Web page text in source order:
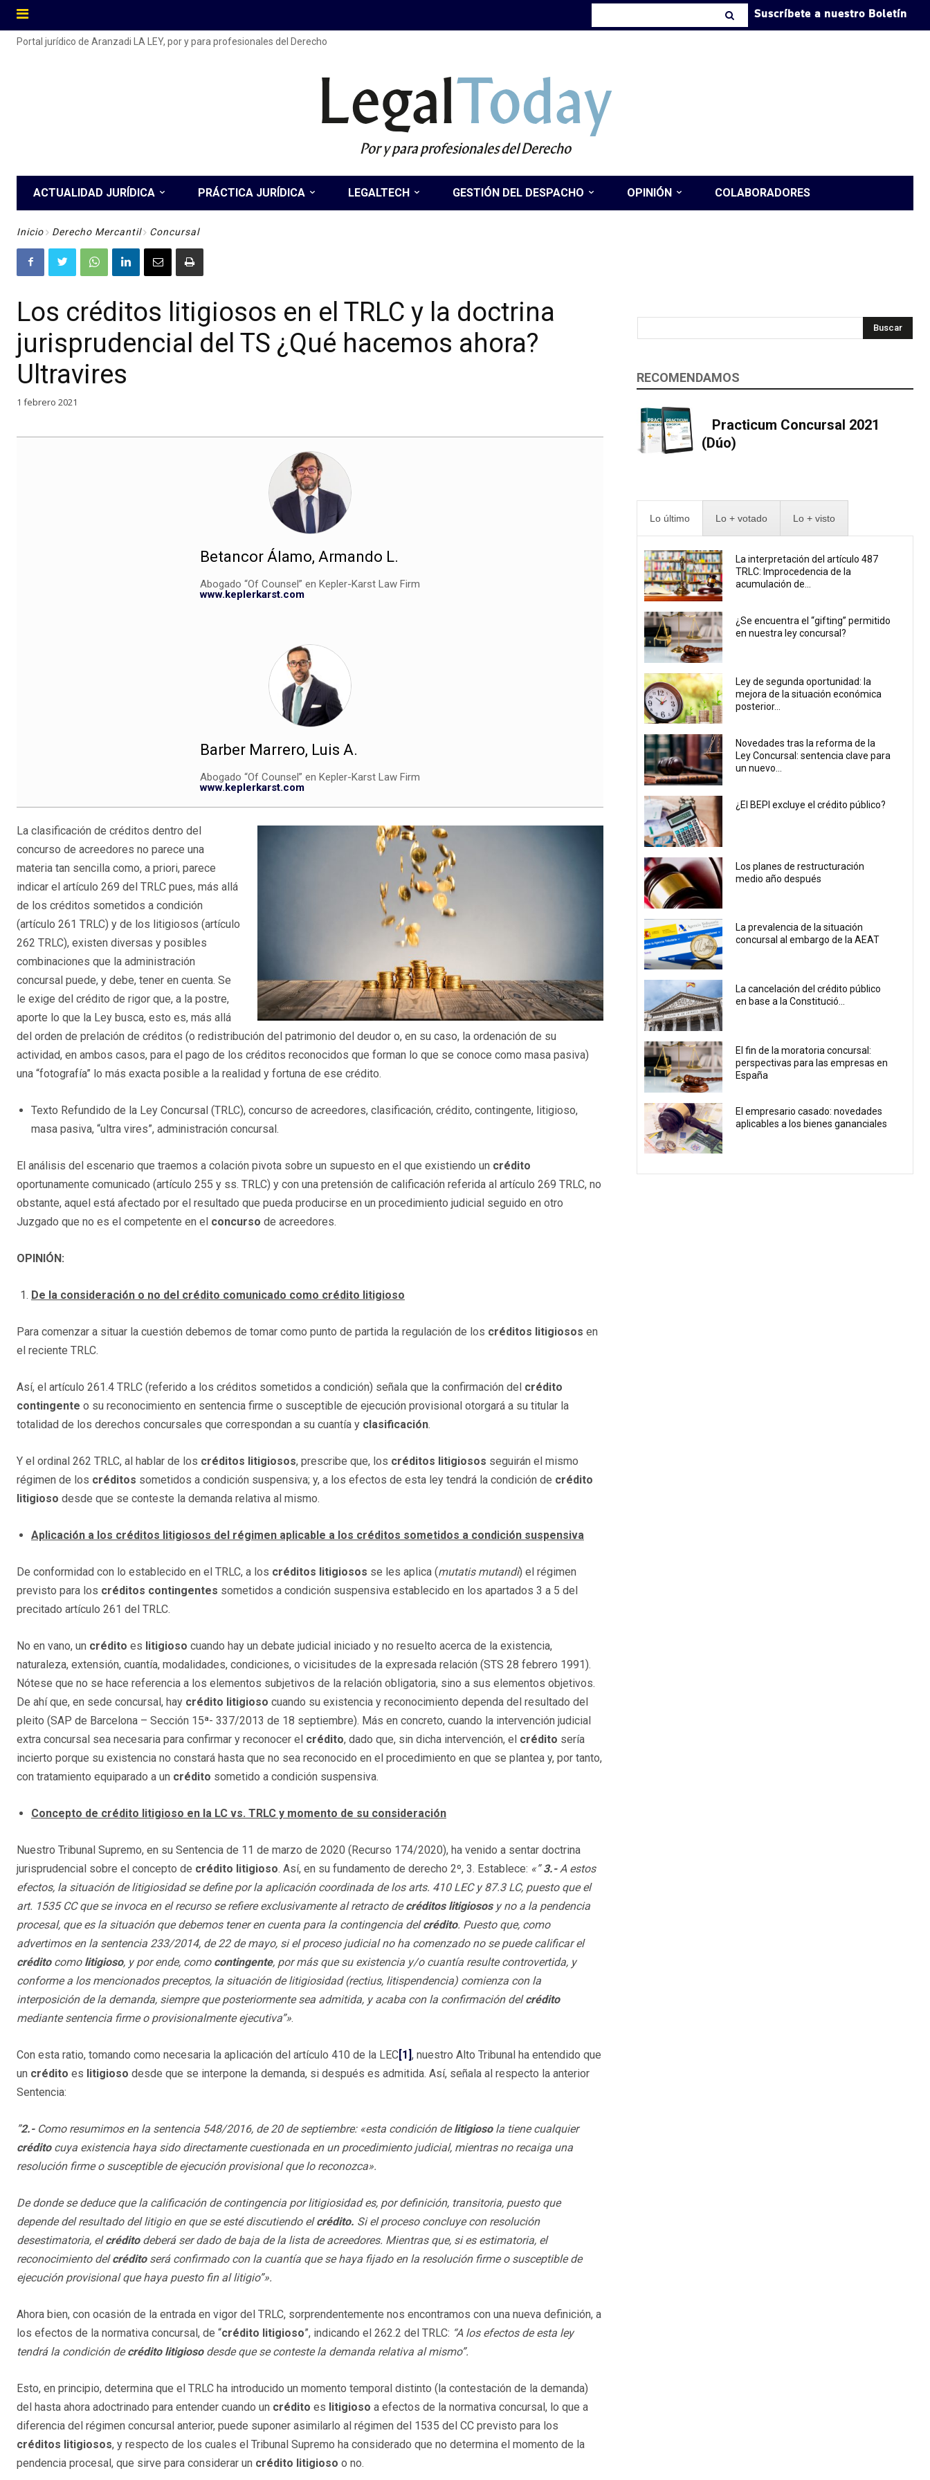
Suscríbete a nuestro Boletín
Portal jurídico de Aranzadi LA LEY, por y para profesionales del Derecho
LegalToday
Por y para profesionales del Derecho
ACTUALIDAD JURÍDICA PRÁCTICA JURÍDICA LEGALTECH GESTIÓN DEL DESPACHO OPINIÓN COLABORADORES
Inicio Derecho Mercantil Concursal
Los créditos litigiosos en el TRLC y la doctrina
jurisprudencial del TS ¿Qué hacemos ahora?
Ultravires
1 febrero 2021
Betancor Álamo, Armando L.
Abogado “Of Counsel” en Kepler-Karst Law Firm
www.keplerkarst.com
Barber Marrero, Luis A.
Abogado “Of Counsel” en Kepler-Karst Law Firm
www.keplerkarst.com
La clasificación de créditos dentro del
concurso de acreedores no parece una
materia tan sencilla como, a priori, parece
indicar el artículo 269 del TRLC pues, más allá
de los créditos sometidos a condición
(artículo 261 TRLC) y de los litigiosos (artículo
262 TRLC), existen diversas y posibles
combinaciones que la administración
concursal puede, y debe, tener en cuenta. Se
le exige del crédito de rigor que, a la postre,
aporte lo que la Ley busca, esto es, más allá
del orden de prelación de créditos (o redistribución del patrimonio del deudor o, en su caso, la ordenación de su
actividad, en ambos casos, para el pago de los créditos reconocidos que forman lo que se conoce como masa pasiva)
una “fotografía” lo más exacta posible a la realidad y fortuna de ese crédito.
Texto Refundido de la Ley Concursal (TRLC), concurso de acreedores, clasificación, crédito, contingente, litigioso,
masa pasiva, “ultra vires”, administración concursal.
El análisis del escenario que traemos a colación pivota sobre un supuesto en el que existiendo un crédito
oportunamente comunicado (artículo 255 y ss. TRLC) y con una pretensión de calificación referida al artículo 269 TRLC, no
obstante, aquel está afectado por el resultado que pueda producirse en un procedimiento judicial seguido en otro
Juzgado que no es el competente en el concurso de acreedores.
OPINIÓN:
De la consideración o no del crédito comunicado como crédito litigioso
Para comenzar a situar la cuestión debemos de tomar como punto de partida la regulación de los créditos litigiosos en
el reciente TRLC.
Así, el artículo 261.4 TRLC (referido a los créditos sometidos a condición) señala que la confirmación del crédito
contingente o su reconocimiento en sentencia firme o susceptible de ejecución provisional otorgará a su titular la
totalidad de los derechos concursales que correspondan a su cuantía y clasificación.
Y el ordinal 262 TRLC, al hablar de los créditos litigiosos, prescribe que, los créditos litigiosos seguirán el mismo
régimen de los créditos sometidos a condición suspensiva; y, a los efectos de esta ley tendrá la condición de crédito
litigioso desde que se conteste la demanda relativa al mismo.
Aplicación a los créditos litigiosos del régimen aplicable a los créditos sometidos a condición suspensiva
De conformidad con lo establecido en el TRLC, a los créditos litigiosos se les aplica (mutatis mutandi) el régimen
previsto para los créditos contingentes sometidos a condición suspensiva establecido en los apartados 3 a 5 del
precitado artículo 261 del TRLC.
No en vano, un crédito es litigioso cuando hay un debate judicial iniciado y no resuelto acerca de la existencia,
naturaleza, extensión, cuantía, modalidades, condiciones, o vicisitudes de la expresada relación (STS 28 febrero 1991).
Nótese que no se hace referencia a los elementos subjetivos de la relación obligatoria, sino a sus elementos objetivos.
De ahí que, en sede concursal, hay crédito litigioso cuando su existencia y reconocimiento dependa del resultado del
pleito (SAP de Barcelona – Sección 15ª- 337/2013 de 18 septiembre). Más en concreto, cuando la intervención judicial
extra concursal sea necesaria para confirmar y reconocer el crédito, dado que, sin dicha intervención, el crédito sería
incierto porque su existencia no constará hasta que no sea reconocido en el procedimiento en que se plantea y, por tanto,
con tratamiento equiparado a un crédito sometido a condición suspensiva.
Concepto de crédito litigioso en la LC vs. TRLC y momento de su consideración
Nuestro Tribunal Supremo, en su Sentencia de 11 de marzo de 2020 (Recurso 174/2020), ha venido a sentar doctrina
jurisprudencial sobre el concepto de crédito litigioso. Así, en su fundamento de derecho 2º, 3. Establece: «”3.-A estos
efectos, la situación de litigiosidad se define por la aplicación coordinada de los arts. 410 LEC y 87.3 LC, puesto que el
art. 1535 CC que se invoca en el recurso se refiere exclusivamente al retracto decréditos litigiososy no a la pendencia
procesal, que es la situación que debemos tener en cuenta para la contingencia delcrédito. Puesto que, como
advertimos en la sentencia 233/2014, de 22 de mayo, si el proceso judicial no ha comenzado no se puede calificar el
créditocomo litigioso, y por ende, como contingente, por más que su existencia y/o cuantía resulte controvertida, y
conforme a los mencionados preceptos, la situación de litigiosidad (rectius, litispendencia) comienza con la
interposición de la demanda, siempre que posteriormente sea admitida, y acaba con la confirmación delcrédito
mediante sentencia firme o provisionalmente ejecutiva”».
Con esta ratio, tomando como necesaria la aplicación del artículo 410 de la LEC [1] , nuestro Alto Tribunal ha entendido que
un crédito es litigioso desde que se interpone la demanda, si después es admitida. Así, señala al respecto la anterior
Sentencia:
”2.- Como resumimos en la sentencia 548/2016, de 20 de septiembre: «esta condición delitigiosola tiene cualquier
créditocuya existencia haya sido directamente cuestionada en un procedimiento judicial, mientras no recaiga una
resolución firme o susceptible de ejecución provisional que lo reconozca».
De donde se deduce que la calificación de contingencia por litigiosidad es, por definición, transitoria, puesto que
depende del resultado del litigio en que se esté discutiendo elcrédito. Si el proceso concluye con resolución
desestimatoria, elcréditodeberá ser dado de baja de la lista de acreedores. Mientras que, si es estimatoria, el
reconocimiento delcrédito será confirmado con la cuantía que se haya fijado en la resolución firme o susceptible de
ejecución provisional que haya puesto fin al litigio”».
Ahora bien, con ocasión de la entrada en vigor del TRLC, sorprendentemente nos encontramos con una nueva definición, a
los efectos de la normativa concursal, de “crédito litigioso”, indicando el 262.2 del TRLC: “A los efectos de esta ley
tendrá la condición decrédito litigiosodesde que se conteste la demanda relativa al mismo”.
Esto, en principio, determina que el TRLC ha introducido un momento temporal distinto (la contestación de la demanda)
del hasta ahora adoctrinado para entender cuando un crédito es litigioso a efectos de la normativa concursal, lo que a
diferencia del régimen concursal anterior, puede suponer asimilarlo al régimen del 1535 del CC previsto para los
créditos litigiosos, y respecto de los cuales el Tribunal Supremo ha considerado que no determina el momento de la
pendencia procesal, que sirve para considerar un crédito litigioso o no.
Buscar
RECOMENDAMOS
Practicum Concursal 2021
(Dúo)
Lo último Lo + votado Lo + visto
La interpretación del artículo 487
TRLC: Improcedencia de la
acumulación de...
¿Se encuentra el “gifting” permitido
en nuestra ley concursal?
Ley de segunda oportunidad: la
mejora de la situación económica
posterior...
Novedades tras la reforma de la
Ley Concursal: sentencia clave para
un nuevo...
¿El BEPI excluye el crédito público?
Los planes de restructuración
medio año después
La prevalencia de la situación
concursal al embargo de la AEAT
La cancelación del crédito público
en base a la Constitució...
El fin de la moratoria concursal:
perspectivas para las empresas en
España
El empresario casado: novedades
aplicables a los bienes gananciales